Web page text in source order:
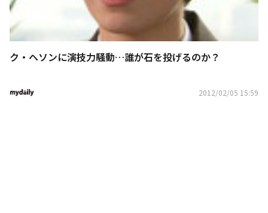
ク・ヘソンに演技力騒動…誰が石を投げるのか？
2012/02/05 15:59